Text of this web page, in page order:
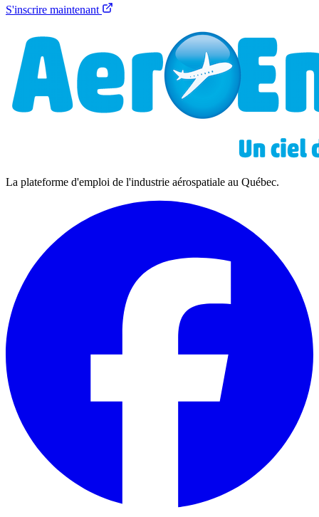
S'inscrire maintenant
La plateforme d'emploi de l'industrie aérospatiale au Québec.